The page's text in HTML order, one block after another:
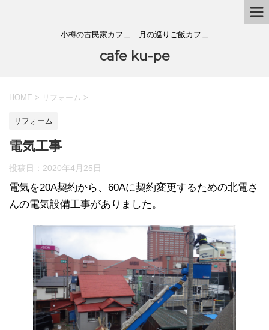
小樽の古民家カフェ 月の巡りご飯カフェ
cafe ku-pe
HOME > リフォーム >
リフォーム
電気工事
投稿日： 2020年4月25日
電気を20A契約から、60Aに契約変更するための北電さ
んの電気設備工事がありました。